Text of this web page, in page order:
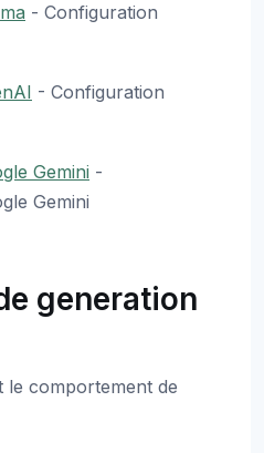
- Configuration
- Configuration
Gemini -
Gemini
generation
le comportement de